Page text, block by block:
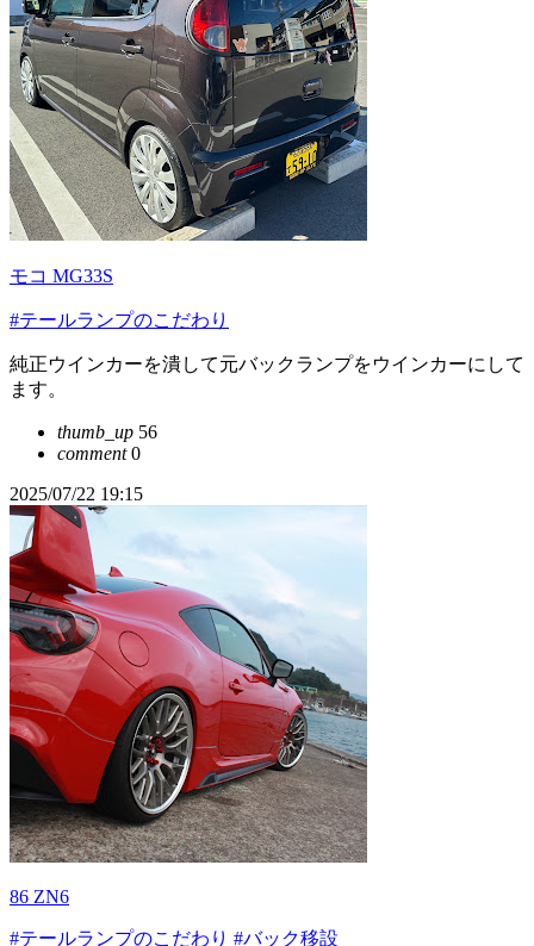
モコ MG33S
#テールランプのこだわり
純正ウインカーを潰して元バックランプをウインカーにして
ます。
thumb_up 56
comment0
2025/07/22 19:15
86 ZN6
#テールランプのこだわり #バック移設